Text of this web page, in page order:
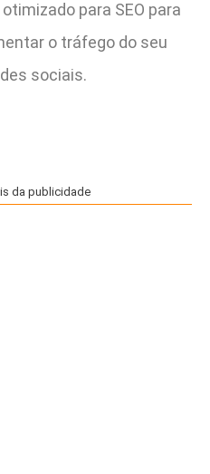
para SEO para
o tráfego do seu
sociais.
da publicidade